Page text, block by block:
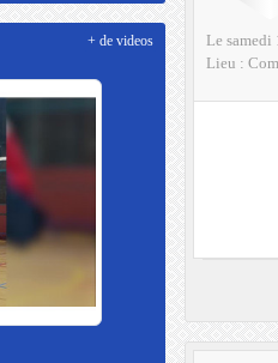
Le samedi
Lieu :
+ de videos